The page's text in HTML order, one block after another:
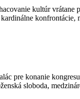
kultúr vrátane
konfrontácie,
pre konanie
sloboda,